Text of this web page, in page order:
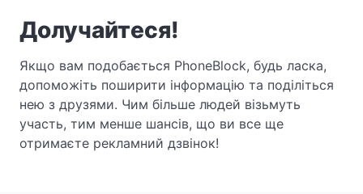
Долучайтеся!
Якщо вам подобається PhoneBlock, будь ласка,
допоможіть поширити інформацію та поділіться
нею з друзями. Чим більше людей візьмуть
участь, тим менше шансів, що ви все ще
отримаєте рекламний дзвінок!